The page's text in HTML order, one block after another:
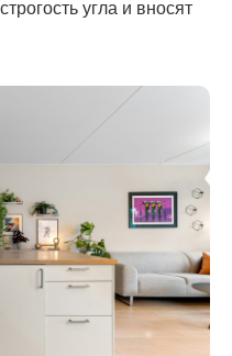
угла и вносят